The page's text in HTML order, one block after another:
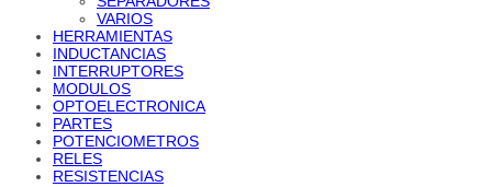
VARIOS
HERRAMIENTAS
INDUCTANCIAS
INTERRUPTORES
MODULOS
OPTOELECTRONICA
PARTES
POTENCIOMETROS
RELES
RESISTENCIAS